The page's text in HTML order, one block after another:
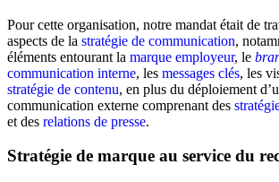
Pour cette organisation, notre mandat était de
aspects de la stratégie de communication,
éléments entourant la marque employeur, le
communication interne, les messages clés, les
stratégie de contenu, en plus du déploiement
communication externe comprenant des
et des relations de presse.
Stratégie de marque au service du